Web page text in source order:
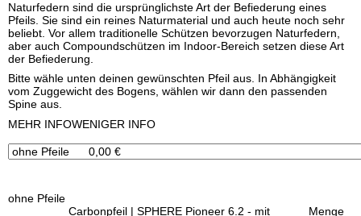
Naturfedern sind die ursprünglichste Art der Befiederung eines
Pfeils. Sie sind ein reines Naturmaterial und auch heute noch sehr
beliebt. Vor allem traditionelle Schützen bevorzugen Naturfedern,
aber auch Compoundschützen im Indoor-Bereich setzen diese Art
der Befiederung.
Bitte wähle unten deinen gewünschten Pfeil aus. In Abhängigkeit
vom Zuggewicht des Bogens, wählen wir dann den passenden
Spine aus.
x
MEHR INFOWENIGER INFO
ohne Pfeile
Carbonpfeil | SPHERE Pioneer 6.2 - mit
Menge